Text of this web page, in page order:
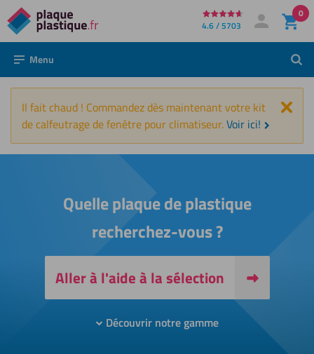
Directement
au
contenu
4.6 / 5703 Mon compte
Se connecter
0
Menu
Il fait chaud ! Commandez dès maintenant votre kit
de calfeutrage de fenêtre pour climatiseur.Voir ici!
Quelle plaque de plastique
recherchez-vous ?
Aller à l'aide à la sélection
Découvrir notre gamme